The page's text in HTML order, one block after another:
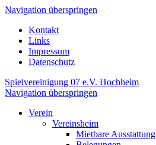
Navigation überspringen
Kontakt
Links
Impressum
Datenschutz
Spielvereinigung 07 e.V. Hochheim
Navigation überspringen
Verein
Vereinsheim
Mietbare Ausstattung